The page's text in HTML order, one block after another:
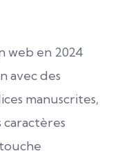
web en 2024
avec des
manuscrites,
caractères